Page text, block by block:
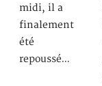
midi, il a
finalement
été
repoussé…